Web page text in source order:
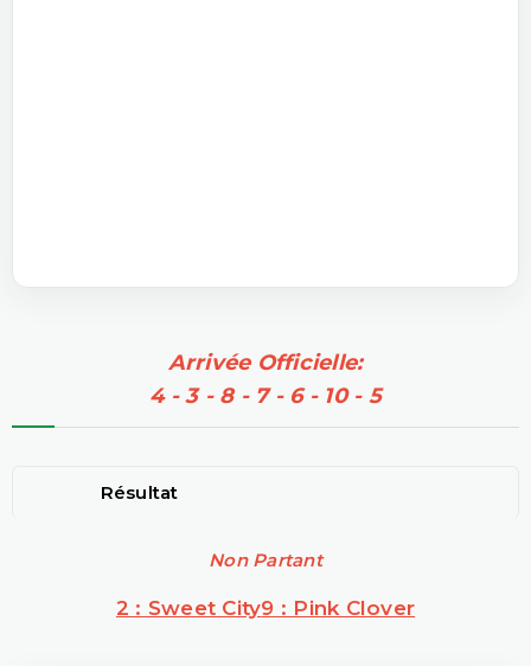
Arrivée Officielle:
4 - 3 - 8 - 7 - 6 - 10 - 5
Résultat
Non Partant
2 : Sweet City9 : Pink Clover